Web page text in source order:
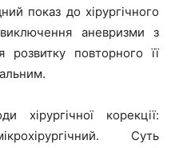
показ до хірургічного
аневризми з
розвитку повторного її
хірургічної корекції:
Суть